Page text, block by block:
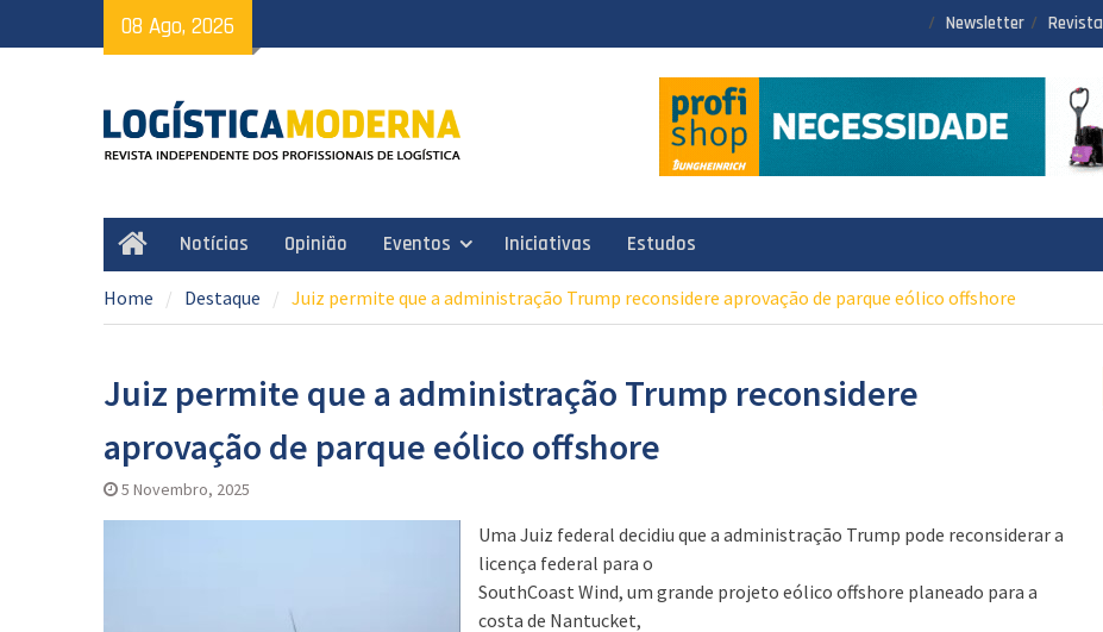
to
08 Ago, 2026 Newsletter Revista
HomeNotícias Opinião Eventos Iniciativas Estudos
Home Destaque Juiz permite que a administração Trump reconsidere aprovação de parque eólico offshore
Juiz permite que a administração Trump reconsidere
aprovação de parque eólico offshore
5 Novembro, 2025
Uma Juiz federal decidiu que a administração Trump pode reconsiderar a
licença federal para o
SouthCoast Wind, um grande projeto eólico offshore planeado para a
costa de Nantucket,